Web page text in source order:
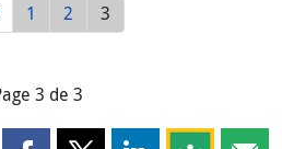
1 2 3
3 de 3